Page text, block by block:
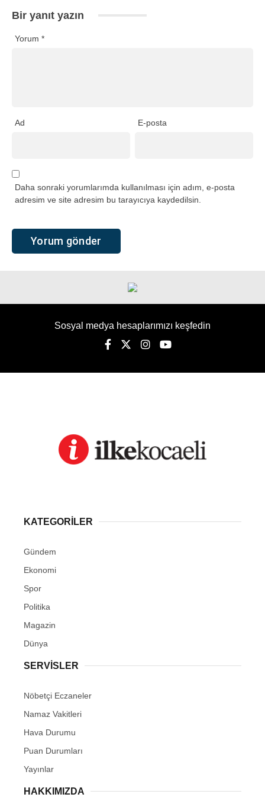
Bir yanıt yazın
Yorum *
Ad E-posta
Daha sonraki yorumlarımda kullanılması için adım, e-posta
adresim ve site adresim bu tarayıcıya kaydedilsin.
Sosyal medya hesaplarımızı keşfedin
KATEGORİLER
Gündem
Ekonomi
Spor
Politika
Magazin
Dünya
SERVİSLER
Nöbetçi Eczaneler
Namaz Vakitleri
Hava Durumu
Puan Durumları
Yayınlar
HAKKIMIZDA